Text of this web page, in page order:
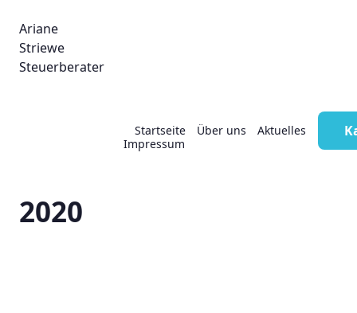
Ariane
Striewe
Steuerberater
Startseite Über uns Aktuelles
Impressum
Verlängerung der
2020